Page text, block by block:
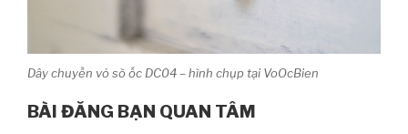
Dây chuyền vỏ sò ốc DC04 – hình chụp tại VoOcBien
BÀI ĐĂNG BẠN QUAN TÂM